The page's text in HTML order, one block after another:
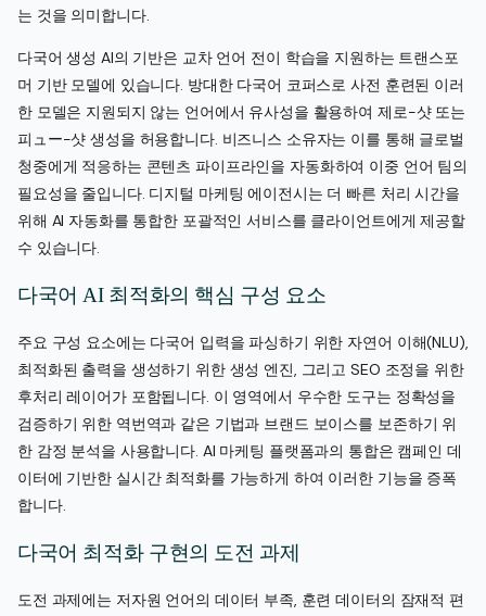
는 것을 의미합니다.
다국어 생성 AI의 기반은 교차 언어 전이 학습을 지원하는 트랜스포
머 기반 모델에 있습니다. 방대한 다국어 코퍼스로 사전 훈련된 이러
한 모델은 지원되지 않는 언어에서 유사성을 활용하여 제로-샷 또는
피ュー-샷 생성을 허용합니다. 비즈니스 소유자는 이를 통해 글로벌
청중에게 적응하는 콘텐츠 파이프라인을 자동화하여 이중 언어 팀의
필요성을 줄입니다. 디지털 마케팅 에이전시는 더 빠른 처리 시간을
위해 AI 자동화를 통합한 포괄적인 서비스를 클라이언트에게 제공할
수 있습니다.
다국어 AI 최적화의 핵심 구성 요소
주요 구성 요소에는 다국어 입력을 파싱하기 위한 자연어 이해(NLU),
최적화된 출력을 생성하기 위한 생성 엔진, 그리고 SEO 조정을 위한
후처리 레이어가 포함됩니다. 이 영역에서 우수한 도구는 정확성을
검증하기 위한 역번역과 같은 기법과 브랜드 보이스를 보존하기 위
한 감정 분석을 사용합니다. AI 마케팅 플랫폼과의 통합은 캠페인 데
이터에 기반한 실시간 최적화를 가능하게 하여 이러한 기능을 증폭
합니다.
다국어 최적화 구현의 도전 과제
도전 과제에는 저자원 언어의 데이터 부족, 훈련 데이터의 잠재적 편